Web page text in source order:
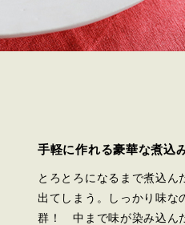
手軽に作れる豪華な煮込
とろとろになるまで煮込ん
出てしまう。しっかり味な
群！ 中まで味が染み込ん